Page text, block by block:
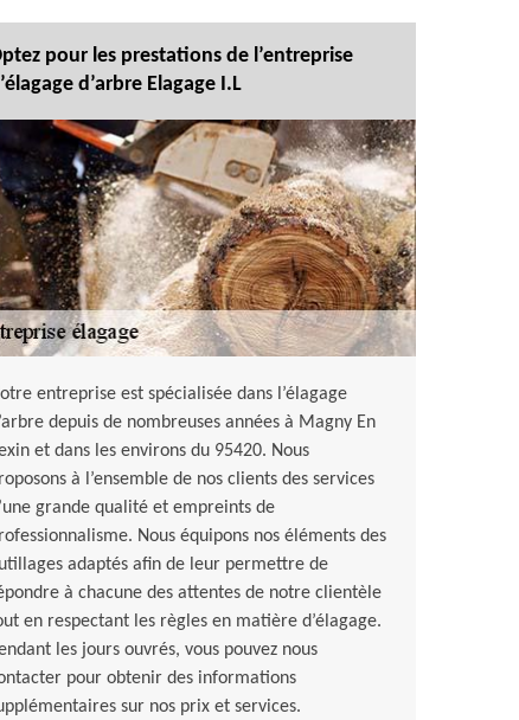
pour les prestations de l’entreprise
d’arbre Elagage I.L
entreprise est spécialisée dans l’élagage
depuis de nombreuses années à Magny En
et dans les environs du 95420. Nous
à l’ensemble de nos clients des services
grande qualité et empreints de
Nous équipons nos éléments des
adaptés afin de leur permettre de
à chacune des attentes de notre clientèle
en respectant les règles en matière d’élagage.
les jours ouvrés, vous pouvez nous
pour obtenir des informations
sur nos prix et services.